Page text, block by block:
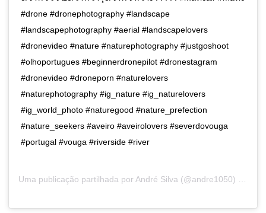
#drone #dronephotography #landscape
#landscapephotography #aerial #landscapelovers
#dronevideo #nature #naturephotography #justgoshoot
#olhoportugues #beginnerdronepilot #dronestagram
#dronevideo #droneporn #naturelovers
#naturephotography #ig_nature #ig_naturelovers
#ig_world_photo #naturegood #nature_prefection
#nature_seekers #aveiro #aveirolovers #severdovouga
#portugal #vouga #riverside #river
Uma publicação partilhada por André Silva (@andre1050) a21 de Ago, 2018 às 9:25 PDT